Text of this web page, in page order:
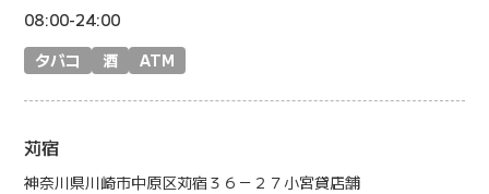
08:00-24:00
タバコ
酒 ATM
苅宿
神奈川県川崎市中原区苅宿３６－２７小宮貸店舗